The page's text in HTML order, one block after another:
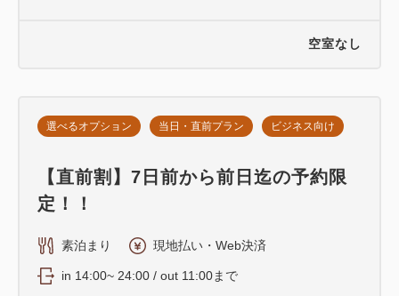
空室なし
選べるオプション 当日・直前プラン ビジネス向け
【直前割】7日前から前日迄の予約限
定！！
素泊まり 現地払い・Web決済
in 14:00~ 24:00 / out 11:00まで